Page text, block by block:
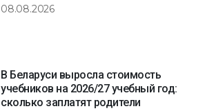
08.08.2026
В Беларуси выросла стоимость
учебников на 2026/27 учебный год:
сколько заплатят родители